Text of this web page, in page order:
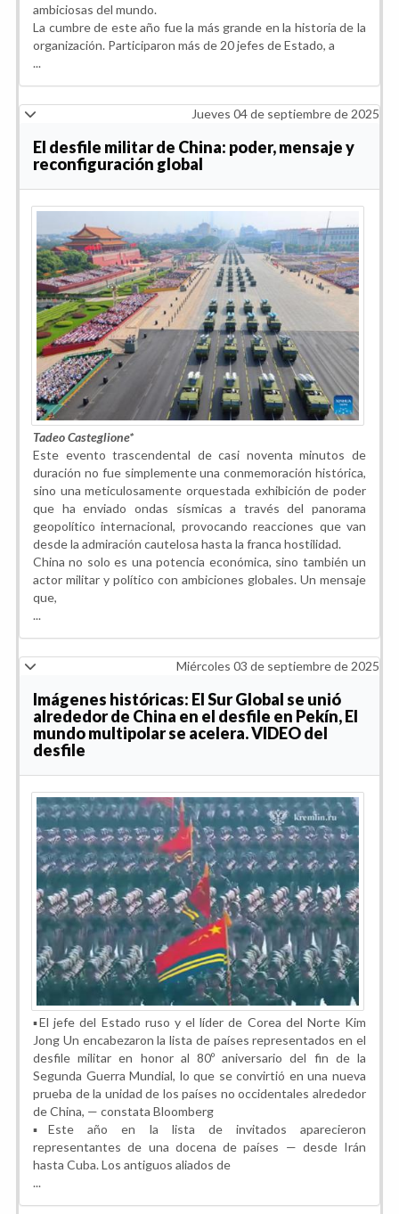
ambiciosas del mundo.
La cumbre de este año fue la más grande en la historia de la
organización. Participaron más de 20 jefes de Estado, a
...
Jueves 04 de septiembre de 2025
El desfile militar de China: poder, mensaje y
reconfiguración global
Tadeo Casteglione*
Este evento trascendental de casi noventa minutos de
duración no fue simplemente una conmemoración histórica,
sino una meticulosamente orquestada exhibición de poder
que ha enviado ondas sísmicas a través del panorama
geopolítico internacional, provocando reacciones que van
desde la admiración cautelosa hasta la franca hostilidad.
China no solo es una potencia económica, sino también un
actor militar y político con ambiciones globales. Un mensaje
que,
...
Miércoles 03 de septiembre de 2025
Imágenes históricas: El Sur Global se unió
alrededor de China en el desfile en Pekín, El
mundo multipolar se acelera. VIDEO del
desfile
▪️El jefe del Estado ruso y el líder de Corea del Norte Kim
Jong Un encabezaron la lista de países representados en el
desfile militar en honor al 80º aniversario del fin de la
Segunda Guerra Mundial, lo que se convirtió en una nueva
prueba de la unidad de los países no occidentales alrededor
de China, — constata Bloomberg
▪️Este año en la lista de invitados aparecieron
representantes de una docena de países — desde Irán
hasta Cuba. Los antiguos aliados de
...